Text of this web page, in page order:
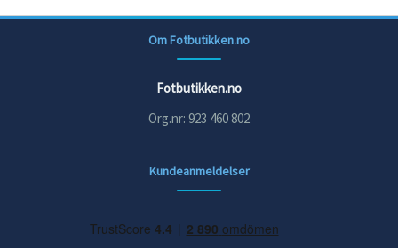
Om Fotbutikken.no
Fotbutikken.no
Org.nr: 923 460 802
Kundeanmeldelser